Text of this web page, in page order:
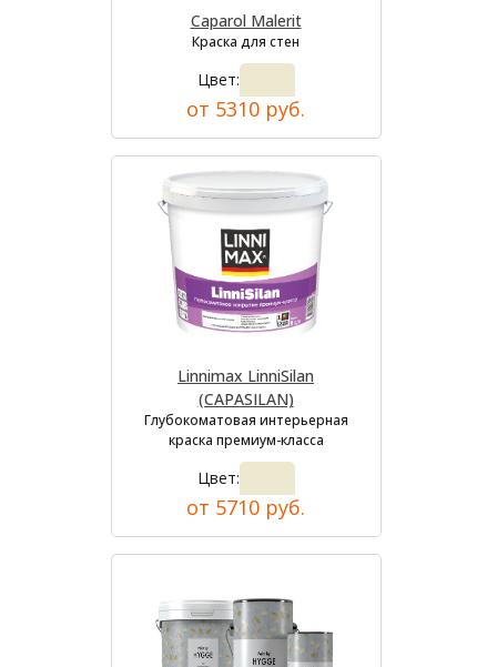
Caparol Malerit
Краска для стен
Цвет:
от 5310 руб.
Linnimax LinniSilan
(CAPASILAN)
Глубокоматовая интерьерная
краска премиум-класса
Цвет:
от 5710 руб.